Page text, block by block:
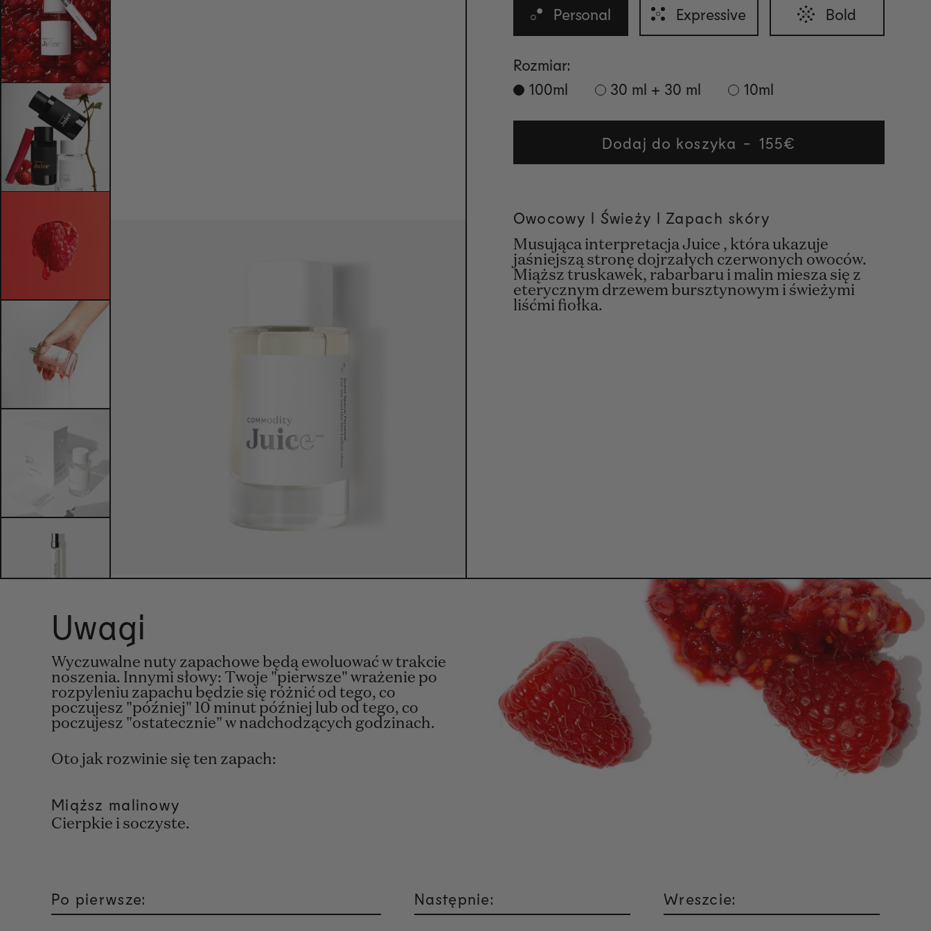
Personal Expressive Bold
Rozmiar:
100ml
30 ml + 30 ml 10ml
Dodaj do koszyka
Regular
price
155€
Owocowy l Świeży l Zapach skóry
Musująca interpretacja Juice , która ukazuje
jaśniejszą stronę dojrzałych czerwonych owoców.
Miąższ truskawek, rabarbaru i malin miesza się z
eterycznym drzewem bursztynowym i świeżymi
liśćmi fiołka.
Uwagi
Wyczuwalne nuty zapachowe będą ewoluować w trakcie
noszenia. Innymi słowy: Twoje "pierwsze" wrażenie po
rozpyleniu zapachu będzie się różnić od tego, co
poczujesz "później" 10 minut później lub od tego, co
poczujesz "ostatecznie" w nadchodzących godzinach.
Oto jak rozwinie się ten zapach:
Miąższ malinowy
Cierpkie i soczyste.
Po pierwsze: Następnie: Wreszcie: